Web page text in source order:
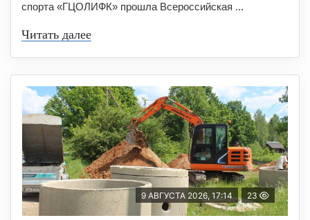
спорта «ГЦОЛИФК» прошла Всероссийская ...
Читать далее
9 АВГУСТА 2026, 17:14 23